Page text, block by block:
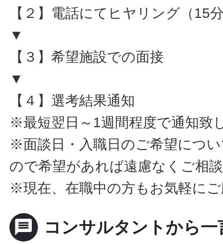
【２】電話にてヒヤリング（15
▼
【３】希望施設での面接
▼
【４】選考結果通知
※最短翌日～1週間程度で通知致
※面談日・入職日のご希望につ
ので希望があれば遠慮なくご相
※現在、在職中の方もお気軽に
message コンサルタントから一